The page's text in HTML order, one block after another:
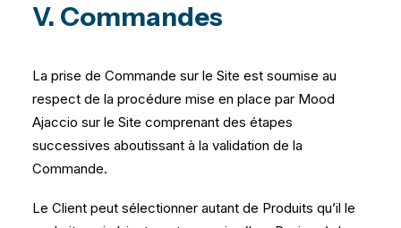
V. Commandes
La prise de Commande sur le Site est soumise au
respect de la procédure mise en place par Mood
Ajaccio sur le Site comprenant des étapes
successives aboutissant à la validation de la
Commande.
Le Client peut sélectionner autant de Produits qu’il le